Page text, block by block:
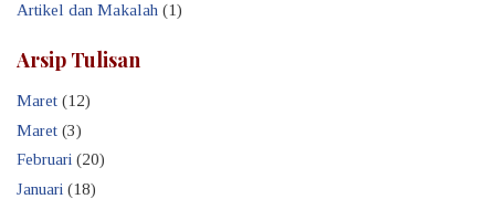
Artikel dan Makalah (1)
Arsip Tulisan
Maret (12)
Maret (3)
Februari (20)
Januari (18)